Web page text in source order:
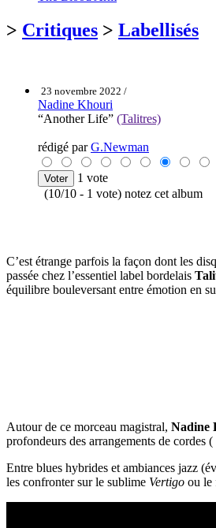
> Critiques > Labellisés
23 novembre 2022 /
Nadine Khouri
“Another Life” (Talitres)
rédigé parG.Newman
1 vote
(10/10 - 1 vote) notez cet album
C’est étrange parfois la façon dont les
passée chez l’essentiel label bordelais
équilibre bouleversant entre émotion en
Autour de ce morceau magistral, Nadine
profondeurs des arrangements de
Entre blues hybrides et ambiances jazz
les confronter sur le sublime Vertigo ou le